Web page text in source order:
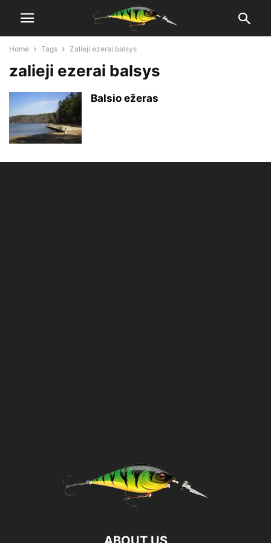
Home Tags Zalieji ezerai balsys
zalieji ezerai balsys
Balsio ežeras